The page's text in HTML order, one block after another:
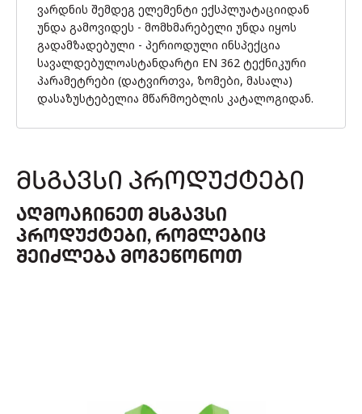
ვარდნის შემდეგ ელემენტი ექსპლუატაციიდან
უნდა გამოვიდეს - მომხმარებელი უნდა იყოს
გადამზადებული - პერიოდული ინსპექცია
სავალდებულოასტანდარტი EN 362 ტექნიკური
პარამეტრები (დატვირთვა, ზომები, მასალა)
დასაზუსტებელია მწარმოებლის კატალოგიდან.
ᲛᲡᲒᲐᲕᲡᲘ ᲞᲠᲝᲓᲣᲥᲢᲔᲑᲘ
ᲐᲦᲛᲝᲐᲩᲘᲜᲔᲗ ᲛᲡᲒᲐᲕᲡᲘ
ᲞᲠᲝᲓᲣᲥᲢᲔᲑᲘ, ᲠᲝᲛᲚᲔᲑᲘᲪ
ᲨᲔᲘᲫᲚᲔᲑᲐ ᲛᲝᲒᲔᲬᲝᲜᲝᲗ